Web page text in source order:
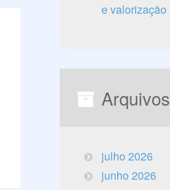
e valorização
Arquivos
julho 2026
junho 2026